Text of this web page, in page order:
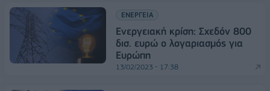
ΕΝΕΡΓΕΙΑ
Ενεργειακή κρίση: Σχεδόν 800
δισ. ευρώ ο λογαριασμός για
Ευρώπη
13/02/2023 - 17:38